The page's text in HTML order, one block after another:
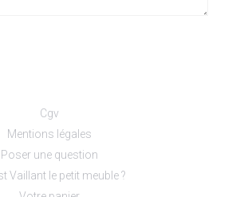
Cgv
Mentions légales
Poser une question
Vaillant le petit meuble ?